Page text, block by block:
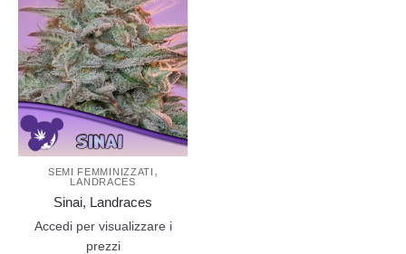
SEMI FEMMINIZZATI ,
LANDRACES
Sinai, Landraces
Accedi per visualizzare i
prezzi